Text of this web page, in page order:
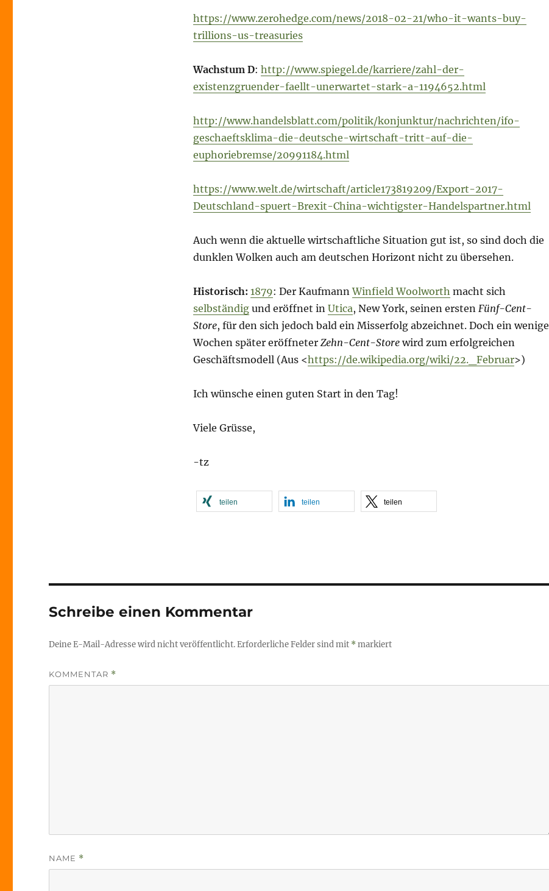
https://www.zerohedge.com/news/2018-02-21/who-it-wants-buy-
trillions-us-treasuries
Wachstum D: http://www.spiegel.de/karriere/zahl-der-
existenzgruender-faellt-unerwartet-stark-a-1194652.html
http://www.handelsblatt.com/politik/konjunktur/nachrichten/ifo-
geschaeftsklima-die-deutsche-wirtschaft-tritt-auf-die-
euphoriebremse/20991184.html
https://www.welt.de/wirtschaft/article173819209/Export-2017-
Deutschland-spuert-Brexit-China-wichtigster-Handelspartner.html
Auch wenn die aktuelle wirtschaftliche Situation gut ist, so sind doch die
dunklen Wolken auch am deutschen Horizont nicht zu übersehen.
Historisch: 1879: Der KaufmannWinfield Woolworth macht sich
selbständigund eröffnet in Utica, New York, seinen ersten Fünf-Cent-
Store, für den sich jedoch bald ein Misserfolg abzeichnet. Doch ein wenige
Wochen später eröffneter Zehn-Cent-Storewird zum erfolgreichen
Geschäftsmodell (Aus <https://de.wikipedia.org/wiki/22._Februar>)
Ich wünsche einen guten Start in den Tag!
Viele Grüsse,
-tz
teilen teilen teilen
Schreibe einen Kommentar
Deine E-Mail-Adresse wird nicht veröffentlicht.Erforderliche Felder sind mit *markiert
KOMMENTAR *
NAME *